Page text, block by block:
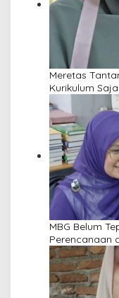
Meretas
Kurikulum
MBG Belum
Perencanaan